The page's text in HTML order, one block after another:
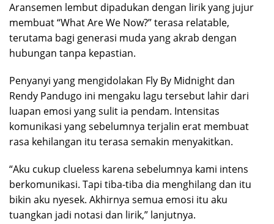
Aransemen lembut dipadukan dengan lirik yang jujur
membuat “What Are We Now?” terasa relatable,
terutama bagi generasi muda yang akrab dengan
hubungan tanpa kepastian.
Penyanyi yang mengidolakan Fly By Midnight dan
Rendy Pandugo ini mengaku lagu tersebut lahir dari
luapan emosi yang sulit ia pendam. Intensitas
komunikasi yang sebelumnya terjalin erat membuat
rasa kehilangan itu terasa semakin menyakitkan.
“Aku cukup clueless karena sebelumnya kami intens
berkomunikasi. Tapi tiba-tiba dia menghilang dan itu
bikin aku nyesek. Akhirnya semua emosi itu aku
tuangkan jadi notasi dan lirik,” lanjutnya.